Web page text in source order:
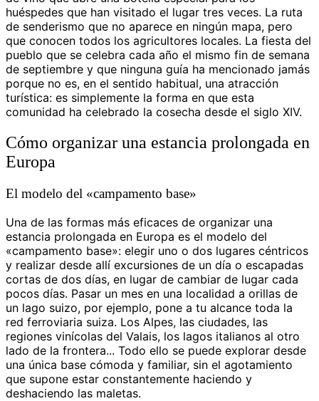
huéspedes que han visitado el lugar tres veces. La ruta
de senderismo que no aparece en ningún mapa, pero
que conocen todos los agricultores locales. La fiesta del
pueblo que se celebra cada año el mismo fin de semana
de septiembre y que ninguna guía ha mencionado jamás
porque no es, en el sentido habitual, una atracción
turística: es simplemente la forma en que esta
comunidad ha celebrado la cosecha desde el siglo XIV.
Cómo organizar una estancia prolongada en
Europa
El modelo del «campamento base»
Una de las formas más eficaces de organizar una
estancia prolongada en Europa es el modelo del
«campamento base»: elegir uno o dos lugares céntricos
y realizar desde allí excursiones de un día o escapadas
cortas de dos días, en lugar de cambiar de lugar cada
pocos días. Pasar un mes en una localidad a orillas de
un lago suizo, por ejemplo, pone a tu alcance toda la
red ferroviaria suiza. Los Alpes, las ciudades, las
regiones vinícolas del Valais, los lagos italianos al otro
lado de la frontera... Todo ello se puede explorar desde
una única base cómoda y familiar, sin el agotamiento
que supone estar constantemente haciendo y
deshaciendo las maletas.